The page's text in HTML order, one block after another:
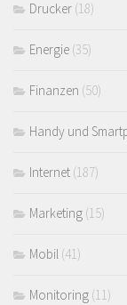
Drucker (18)
Energie (35)
Finanzen (50)
Handy und
Internet (187)
Marketing (15)
Mobil (41)
Monitoring (11)